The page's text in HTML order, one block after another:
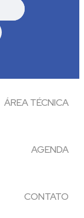
ÁREA TÉCNICA
AGENDA
CONTATO